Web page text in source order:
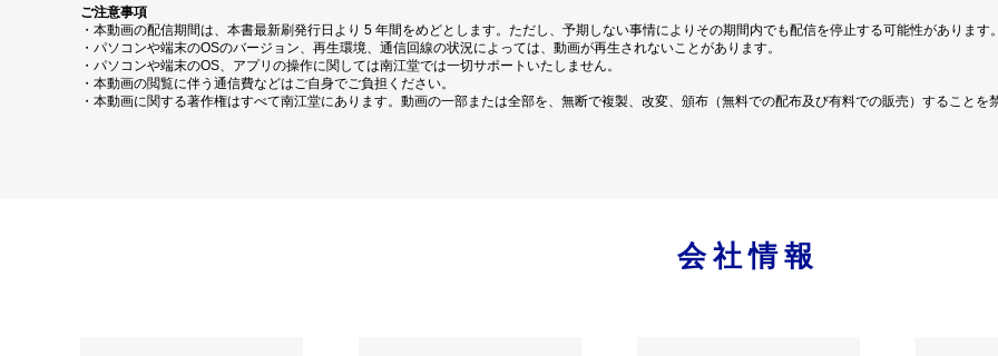
ご注意事項
・本動画の配信期間は、本書最新刷発行日より 5 年間をめどとします。ただし、予期しない事情によりその期間内でも配信を停止する可能性があります。
・パソコンや端末のOSのバージョン、再生環境、通信回線の状況によっては、動画が再生されないことがあります。
・パソコンや端末のOS、アプリの操作に関しては南江堂では一切サポートいたしません。
・本動画の閲覧に伴う通信費などはご自身でご負担ください。
・本動画に関する著作権はすべて南江堂にあります。動画の一部または全部を、無断で複製、改変、頒布（無料での配布及び有料での販売）することを
会社情報